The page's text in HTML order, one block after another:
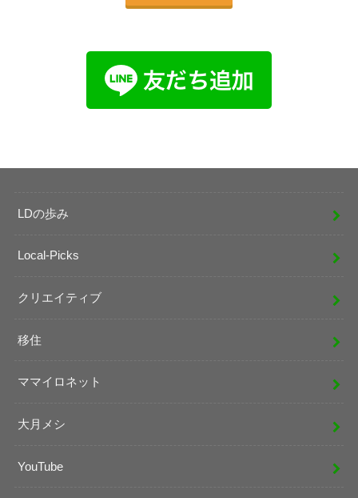
LDの歩み
Local-Picks
クリエイティブ
移住
ママイロネット
大月メシ
YouTube